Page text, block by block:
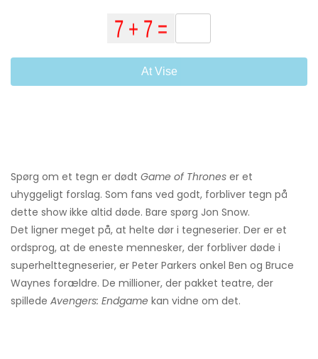
At Vise
Spørg om et tegn er dødt Game of Thrones er et
uhyggeligt forslag. Som fans ved godt, forbliver tegn på
dette show ikke altid døde. Bare spørg Jon Snow.
Det ligner meget på, at helte dør i tegneserier. Der er et
ordsprog, at de eneste mennesker, der forbliver døde i
superhelttegneserier, er Peter Parkers onkel Ben og Bruce
Waynes forældre. De millioner, der pakket teatre, der
spillede Avengers: Endgame kan vidne om det.